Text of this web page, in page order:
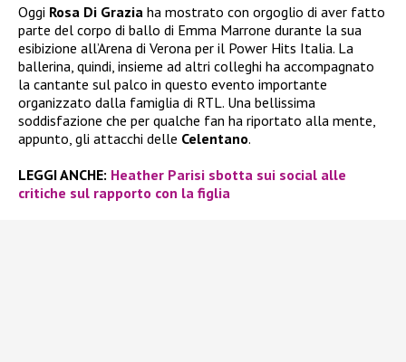
Oggi Rosa Di Grazia ha mostrato con orgoglio di aver fatto
parte del corpo di ballo di Emma Marrone durante la sua
esibizione all’Arena di Verona per il Power Hits Italia. La
ballerina, quindi, insieme ad altri colleghi ha accompagnato
la cantante sul palco in questo evento importante
organizzato dalla famiglia di RTL. Una bellissima
soddisfazione che per qualche fan ha riportato alla mente,
appunto, gli attacchi delle Celentano.
LEGGI ANCHE: Heather Parisi sbotta sui social alle
critiche sul rapporto con la figlia